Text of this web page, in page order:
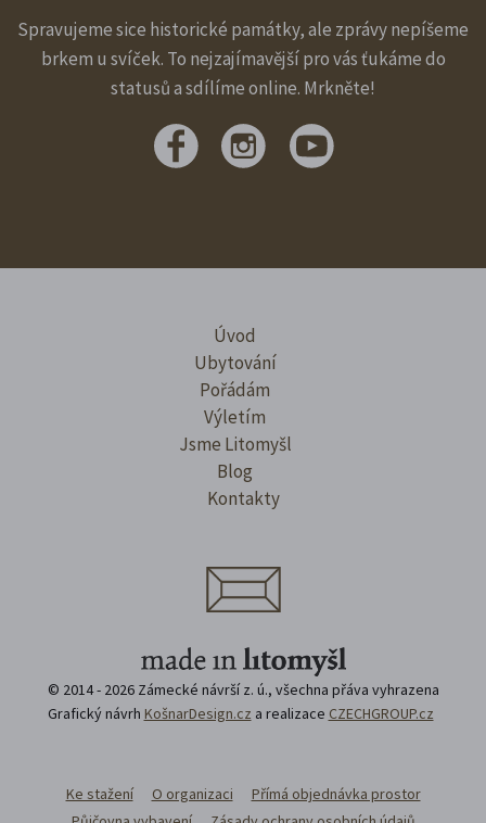
Spravujeme sice historické památky, ale zprávy nepíšeme
brkem u svíček. To nejzajímavější pro vás ťukáme do
statusů a sdílíme online. Mrkněte!
Úvod
Ubytování
Pořádám
Výletím
Jsme Litomyšl
Blog
Kontakty
© 2014 - 2026 Zámecké návrší z. ú., všechna přáva vyhrazena
Grafický návrh KošnarDesign.cz a realizace CZECHGROUP.cz
Ke stažení O organizaci
Přímá objednávka prostor